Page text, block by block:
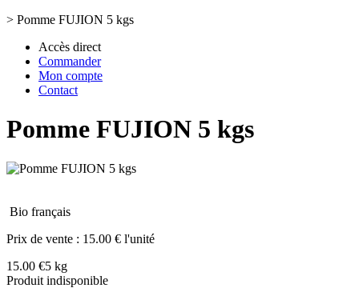
> Pomme FUJION 5 kgs
Accès direct
Commander
Mon compte
Contact
Pomme FUJION 5 kgs
Bio français
Prix de vente : 15.00 € l'unité
15.00 €5 kg
Produit indisponible